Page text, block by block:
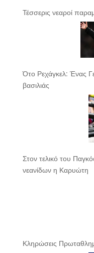
Τέσσερις νεαροί
Ότο Ρεχάγκελ: Ένας
βασιλιάς
Στον τελικό του
νεανίδων η Καρυώτη
Κληρώσεις